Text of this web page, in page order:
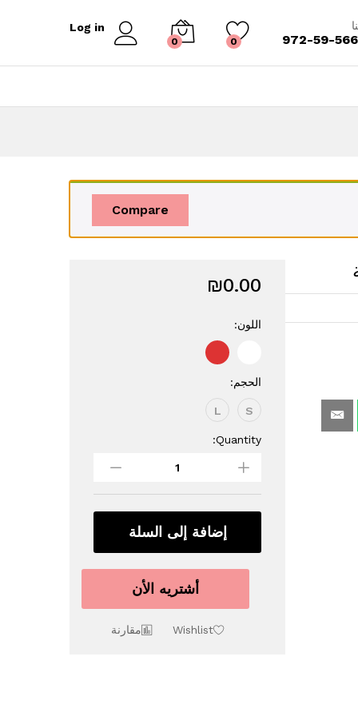
972-59-
0
0
Log in
Compare
₪0.00
اللون:
الحجم:
S
L
قوالب
كيك
ورق
أحجام
Quantity:
إضافة إلى السلة
أشتريه الأن
Wishlist مقارنة